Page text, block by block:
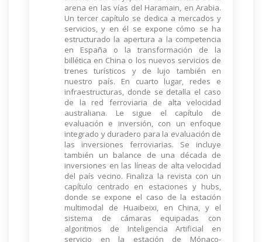
arena en las vías del Haramain, en Arabia.
Un tercer capítulo se dedica a mercados y
servicios, y en él se expone cómo se ha
estructurado la apertura a la competencia
en España o la transformación de la
billética en China o los nuevos servicios de
trenes turísticos y de lujo también en
nuestro país. En cuarto lugar, redes e
infraestructuras, donde se detalla el caso
de la red ferroviaria de alta velocidad
australiana. Le sigue el capítulo de
evaluación e inversión, con un enfoque
integrado y duradero para la evaluación de
las inversiones ferroviarias. Se incluye
también un balance de una década de
inversiones en las líneas de alta velocidad
del país vecino. Finaliza la revista con un
capítulo centrado en estaciones y hubs,
donde se expone el caso de la estación
multimodal de Huaibeixi, en China, y el
sistema de cámaras equipadas con
algoritmos de Inteligencia Artificial en
servicio en la estación de Mónaco-